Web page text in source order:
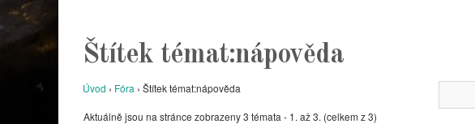
Štítek témat:nápověda
Úvod › Fóra › Štítek témat:nápověda
Aktuálně jsou na stránce zobrazeny 3 témata - 1. až 3. (celkem z 3)